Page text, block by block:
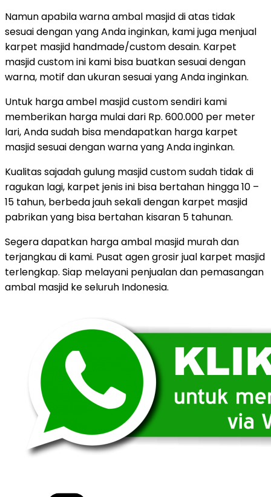
Namun apabila warna ambal masjid di atas tidak
sesuai dengan yang Anda inginkan, kami juga menjual
karpet masjid handmade/custom desain. Karpet
masjid custom ini kami bisa buatkan sesuai dengan
warna, motif dan ukuran sesuai yang Anda inginkan.
Untuk harga ambel masjid custom sendiri kami
memberikan harga mulai dari Rp. 600.000 per meter
lari, Anda sudah bisa mendapatkan harga karpet
masjid sesuai dengan warna yang Anda inginkan.
Kualitas sajadah gulung masjid custom sudah tidak di
ragukan lagi, karpet jenis ini bisa bertahan hingga 10 –
15 tahun, berbeda jauh sekali dengan karpet masjid
pabrikan yang bisa bertahan kisaran 5 tahunan.
Segera dapatkan harga ambal masjid murah dan
terjangkau di kami. Pusat agen grosir jual karpet masjid
terlengkap. Siap melayani penjualan dan pemasangan
ambal masjid ke seluruh Indonesia.